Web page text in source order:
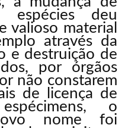
espécies deu
valioso material
através da
e destruição de
por órgãos
não constarem
de licença de
o
nome foi